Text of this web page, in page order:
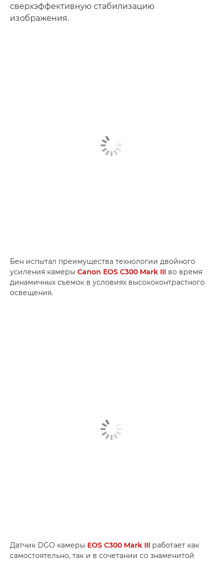
сверхэффективную стабилизацию
изображения.
Бен испытал преимущества технологии двойного
усиления камеры Canon EOS C300 Mark III во время
динамичных съемок в условиях высококонтрастного
освещения.
Датчик DGO камеры EOS C300 Mark III работает как
самостоятельно, так и в сочетании со знаменитой